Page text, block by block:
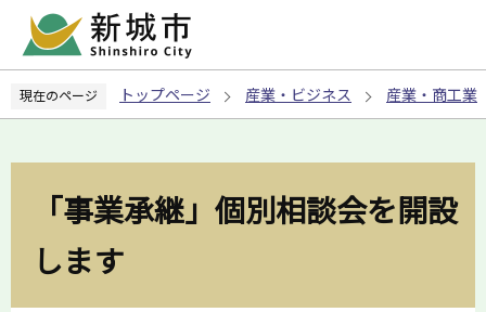
ペ
の
現在のページ トップページ 産業・ビジネス 産業・商工業
「事業承継」個別相談会を開設
します